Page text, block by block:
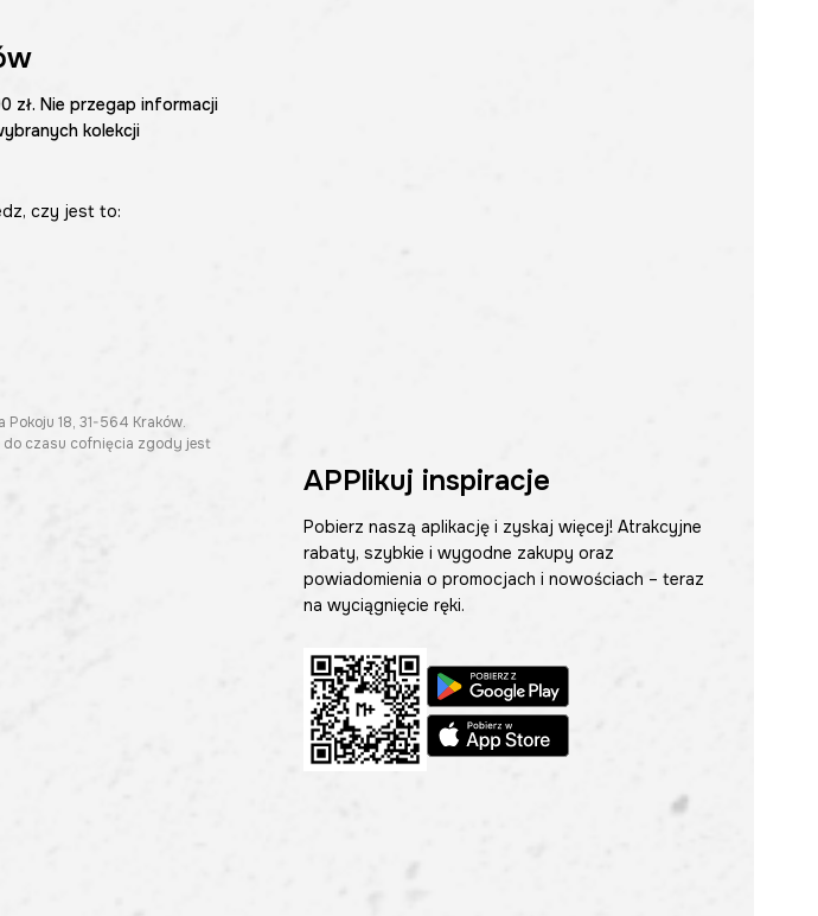
zł. Nie przegap informacji
kolekcji
czy jest to:
18, 31-564 Kraków.
do czasu cofnięcia zgody jest
APPlikuj inspiracje
Pobierz naszą aplikację i zyskaj więcej! Atrakcyjne
rabaty, szybkie i wygodne zakupy oraz
powiadomienia o promocjach i nowościach – teraz
na wyciągnięcie ręki.